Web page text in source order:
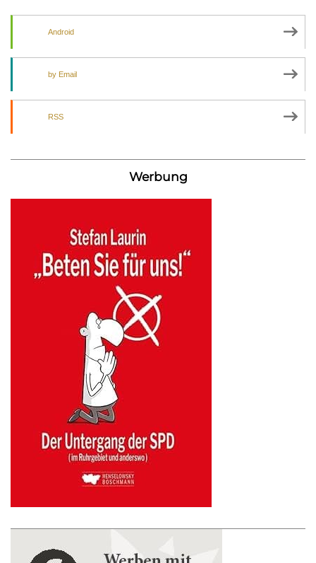
Android
by Email
RSS
Werbung